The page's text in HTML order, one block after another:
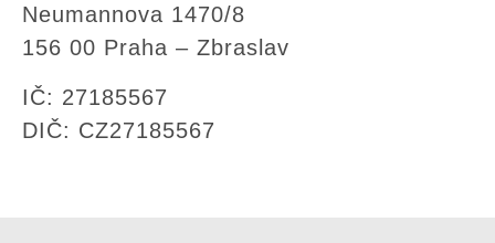
Neumannova 1470/8
156 00 Praha – Zbraslav
IČ: 27185567
DIČ: CZ27185567